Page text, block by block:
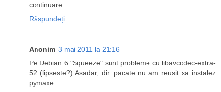
continuare.
Răspundeți
Anonim 3 mai 2011 la 21:16
Pe Debian 6 "Squeeze" sunt probleme cu libavcodec-extra-
52 (lipseste?) Asadar, din pacate nu am reusit sa instalez
pymaxe.